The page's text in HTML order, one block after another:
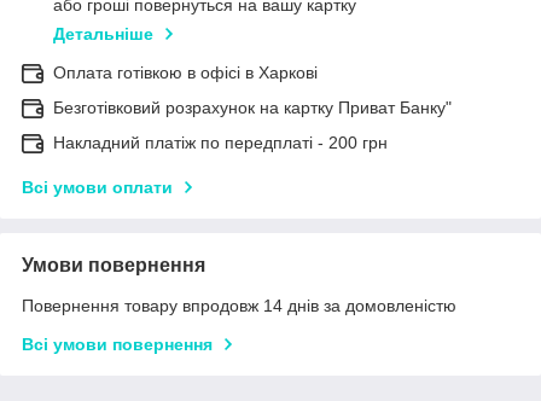
або гроші повернуться на вашу картку
Детальніше
Оплата готівкою в офісі в Харкові
Безготівковий розрахунок на картку Приват Банку"
Накладний платіж по передплаті - 200 грн
Всі умови оплати
Умови повернення
Повернення товару впродовж 14 днів за домовленістю
Всі умови повернення